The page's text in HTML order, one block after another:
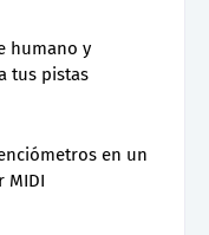
humano y
tus pistas
en un
MIDI